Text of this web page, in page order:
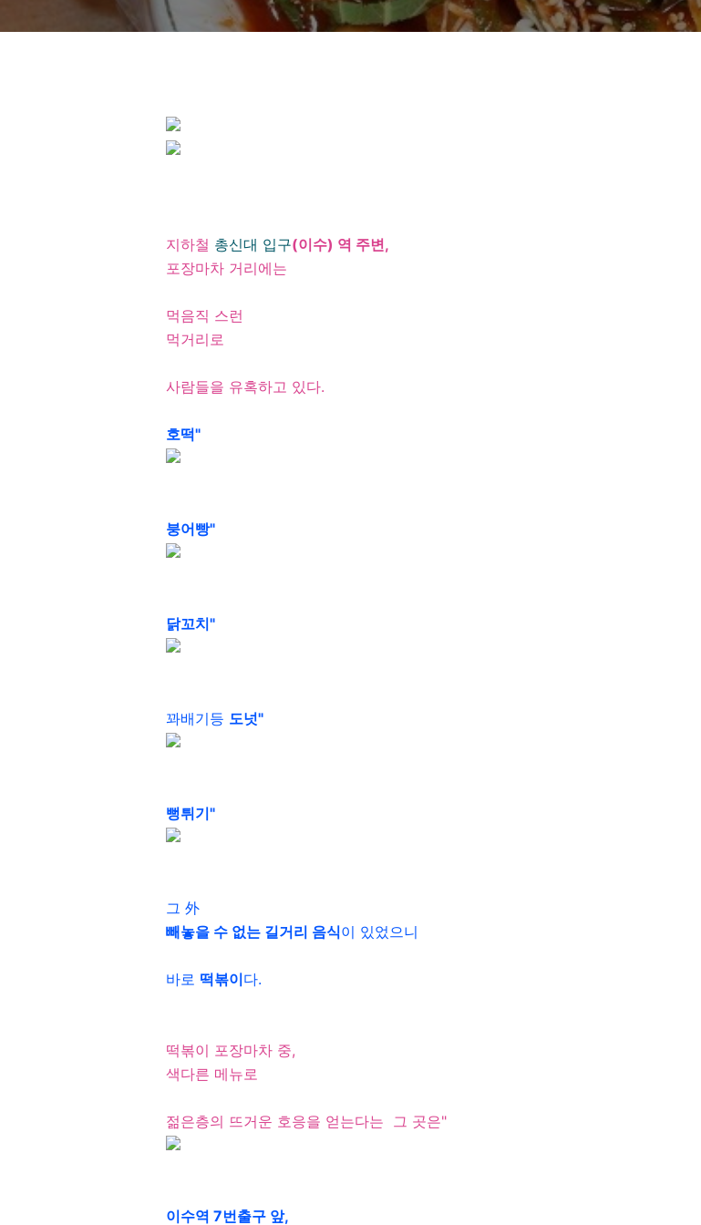
지하철 총신대 입구(이수) 역 주변,
포장마차 거리에는
먹음직 스런
먹거리로
사람들을 유혹하고 있다.
호떡"
붕어빵"
닭꼬치"
꽈배기등 도넛"
뻥튀기"
그 外
빼놓을 수 없는 길거리 음식이 있었으니
바로 떡볶이다.
떡볶이 포장마차 중,
색다른 메뉴로
젊은층의 뜨거운 호응을 얻는다는 그 곳은"
이수역 7번출구 앞,